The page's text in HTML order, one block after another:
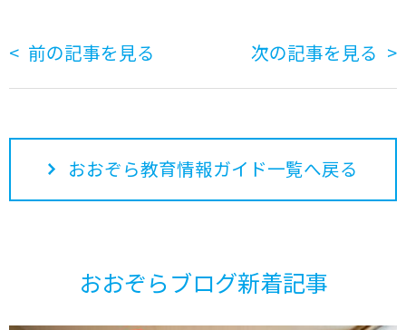
前の記事を見る 次の記事を見る
おおぞら教育情報ガイド一覧へ戻る
おおぞらブログ新着記事